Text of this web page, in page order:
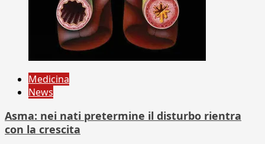
Medicina
News
Asma: nei nati pretermine il disturbo rientra
con la crescita